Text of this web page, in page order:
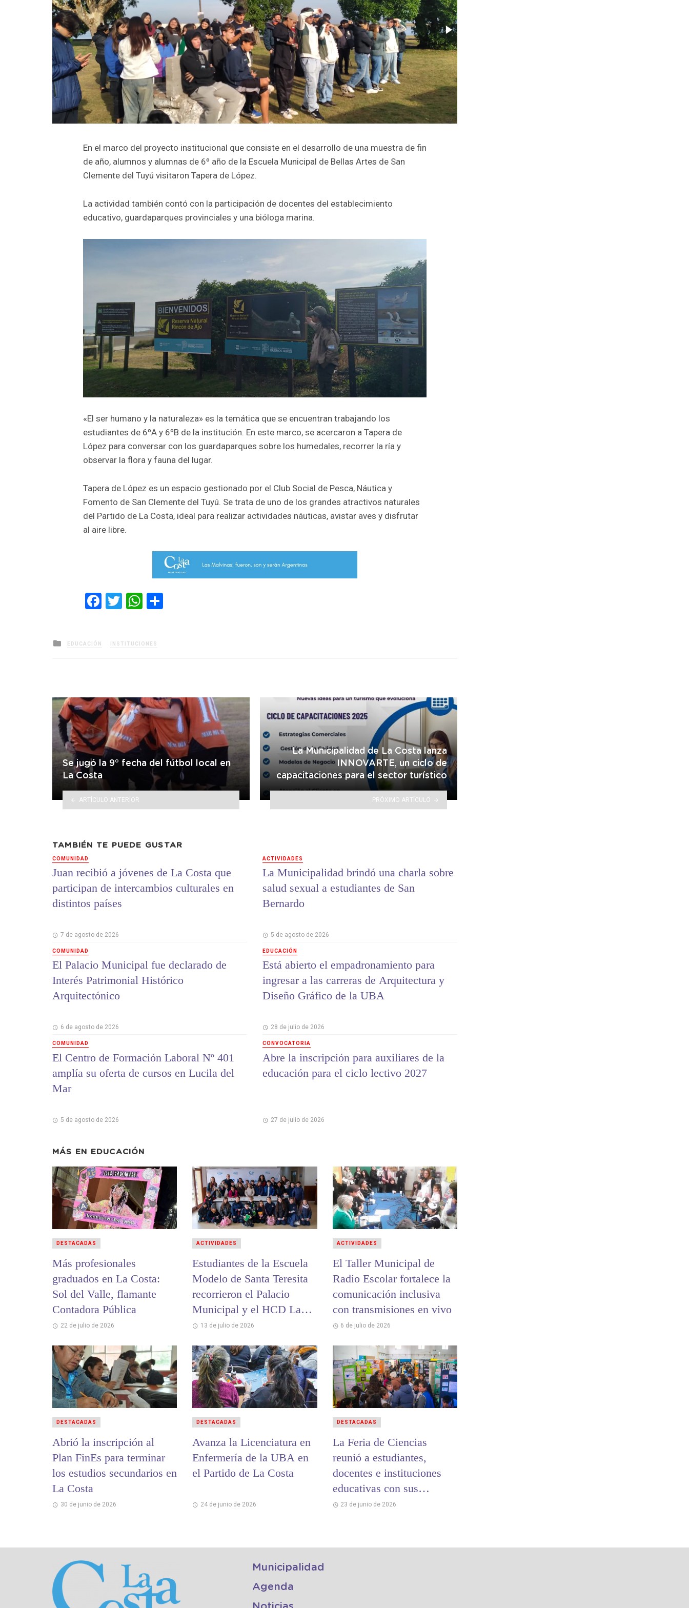
En el marco del proyecto institucional que consiste en el desarrollo de una muestra de fin
de año, alumnos y alumnas de 6º año de la Escuela Municipal de Bellas Artes de San
Clemente del Tuyú visitaron Tapera de López.
La actividad también contó con la participación de docentes del establecimiento
educativo, guardaparques provinciales y una bióloga marina.
«El ser humano y la naturaleza» es la temática que se encuentran trabajando los
estudiantes de 6ºA y 6ºB de la institución. En este marco, se acercaron a Tapera de
López para conversar con los guardaparques sobre los humedales, recorrer la ría y
observar la flora y fauna del lugar.
Tapera de López es un espacio gestionado por el Club Social de Pesca, Náutica y
Fomento de San Clemente del Tuyú. Se trata de uno de los grandes atractivos naturales
del Partido de La Costa, ideal para realizar actividades náuticas, avistar aves y disfrutar
al aire libre.
Facebook
TwitterWhatsApp
Posted
in
EDUCACIÓN INSTITUCIONES
Se jugó la 9° fecha del fútbol local en
La Costa
ARTÍCULO ANTERIOR
La Municipalidad de La Costa lanza
INNOVARTE, un ciclo de
capacitaciones para el sector turístico
PRÓXIMO ARTÍCULO
TAMBIÉN TE PUEDE GUSTAR
COMUNIDAD
Juan recibió a jóvenes de La Costa que
participan de intercambios culturales en
distintos países
7 de agosto de 2026
COMUNIDAD
El Palacio Municipal fue declarado de
Interés Patrimonial Histórico
Arquitectónico
6 de agosto de 2026
COMUNIDAD
El Centro de Formación Laboral Nº 401
amplía su oferta de cursos en Lucila del
Mar
5 de agosto de 2026
ACTIVIDADES
La Municipalidad brindó una charla sobre
salud sexual a estudiantes de San
Bernardo
5 de agosto de 2026
EDUCACIÓN
Está abierto el empadronamiento para
ingresar a las carreras de Arquitectura y
Diseño Gráfico de la UBA
28 de julio de 2026
CONVOCATORIA
Abre la inscripción para auxiliares de la
educación para el ciclo lectivo 2027
27 de julio de 2026
MÁS EN EDUCACIÓN
Más profesionales
graduados en La Costa:
Sol del Valle, flamante
Contadora Pública
22 de julio de 2026
DESTACADAS
Estudiantes de la Escuela
Modelo de Santa Teresita
recorrieron el Palacio
Municipal y el HCD La
Costa
13 de julio de 2026
ACTIVIDADES
El Taller Municipal de
Radio Escolar fortalece la
comunicación inclusiva
con transmisiones en vivo
6 de julio de 2026
ACTIVIDADES
Abrió la inscripción al
Plan FinEs para terminar
los estudios secundarios en
La Costa
30 de junio de 2026
DESTACADAS
Avanza la Licenciatura en
Enfermería de la UBA en
el Partido de La Costa
24 de junio de 2026
DESTACADAS
La Feria de Ciencias
reunió a estudiantes,
docentes e instituciones
educativas con sus
proyectos de investigación
23 de junio de 2026
DESTACADAS
Municipalidad
Agenda